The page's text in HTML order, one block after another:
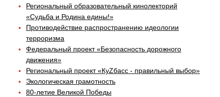
Региональный образовательный кинолекторий
«Судьба и Родина едины!»
Противодействие распространению идеологии
терроризма
Федеральный проект «Безопасность дорожного
движения»
Региональный проект «КуZбасс - правильный выбор»
Экологическая грамотность
80-летие Великой Победы